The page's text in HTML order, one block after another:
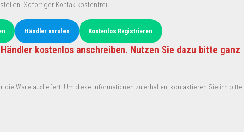
Sofortiger Kontak kostenfrei.
Händler anrufen Kostenlos Registrieren
kostenlos anschreiben. Nutzen Sie dazu bitte ganz
die Ware ausliefert. Um diese Informationen zu erhalten, kontaktieren Sie ihn bitte.